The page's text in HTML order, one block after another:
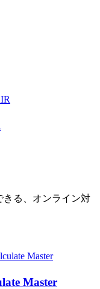
きる、オンライン対
Master